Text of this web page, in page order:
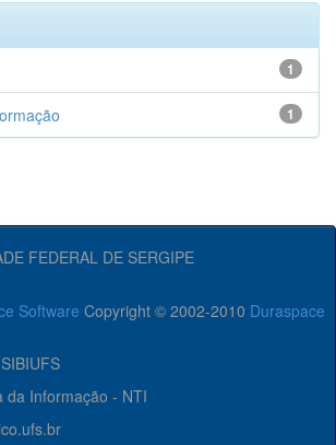
1
1
FEDERAL DE SERGIPE
Software Copyright © 2002-2010 Duraspace
da Informação - NTI